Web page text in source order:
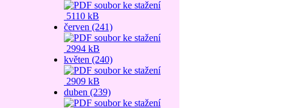
5110 kB
červen (241)
2994 kB
květen (240)
2909 kB
duben (239)